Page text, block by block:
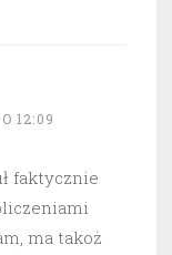
12:09
faktycznie
ma takoż